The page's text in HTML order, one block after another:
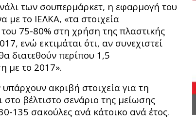
των σουπερμάρκετ, η εφαρμογή του
το ΙΕΛΚΑ, «τα στοιχεία
75-80% στη χρήση της πλαστικής
ενώ εκτιμάται ότι, αν συνεχιστεί
διατεθούν περίπου 1,5
με το 2017».
ακριβή στοιχεία για τη
βέλτιστο σενάριο της μείωσης
135 σακούλες ανά κάτοικο ανά έτος.